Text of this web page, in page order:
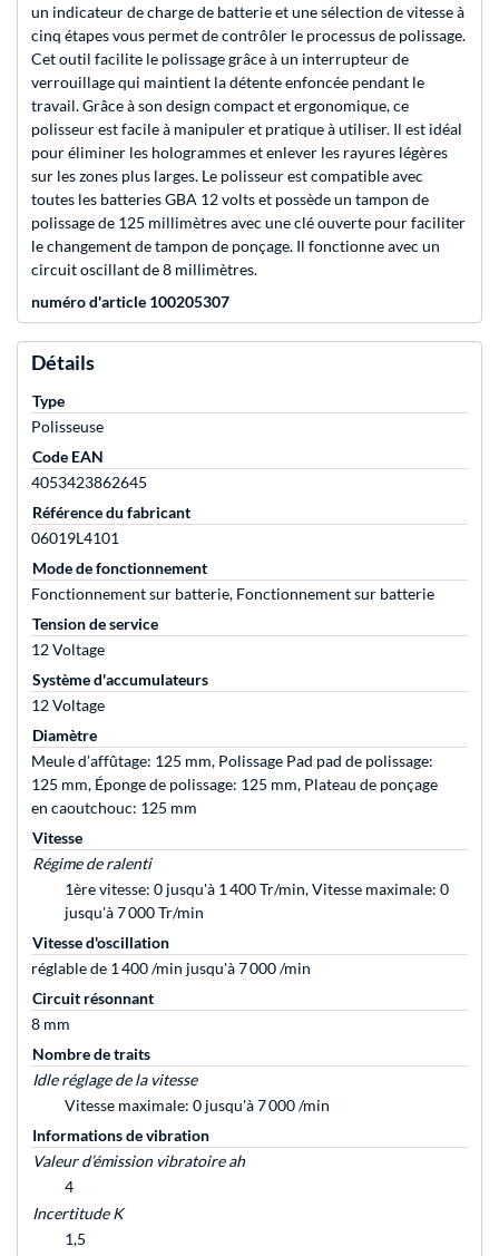
un indicateur de charge de batterie et une sélection de vitesse à
cinq étapes vous permet de contrôler le processus de polissage.
Cet outil facilite le polissage grâce à un interrupteur de
verrouillage qui maintient la détente enfoncée pendant le
travail. Grâce à son design compact et ergonomique, ce
polisseur est facile à manipuler et pratique à utiliser. Il est idéal
pour éliminer les hologrammes et enlever les rayures légères
sur les zones plus larges. Le polisseur est compatible avec
toutes les batteries GBA 12 volts et possède un tampon de
polissage de 125 millimètres avec une clé ouverte pour faciliter
le changement de tampon de ponçage. Il fonctionne avec un
circuit oscillant de 8 millimètres.
numéro d'article 100205307
Détails
Type
Polisseuse
Code EAN
4053423862645
Référence du fabricant
06019L4101
Mode de fonctionnement
Fonctionnement sur batterie, Fonctionnement sur batterie
Tension de service
12 Voltage
Système d'accumulateurs
12 Voltage
Diamètre
Meule d’affûtage: 125 mm, Polissage Pad pad de polissage:
125 mm, Éponge de polissage: 125 mm, Plateau de ponçage
en caoutchouc: 125 mm
Vitesse
Régime de ralenti
1ère vitesse: 0 jusqu'à 1 400 Tr/min, Vitesse maximale: 0
jusqu'à 7 000 Tr/min
Vitesse d'oscillation
réglable de 1 400 /min jusqu'à 7 000 /min
Circuit résonnant
8 mm
Nombre de traits
Idle réglage de la vitesse
Vitesse maximale: 0 jusqu'à 7 000 /min
Informations de vibration
Valeur d’émission vibratoire ah
4
Incertitude K
1,5